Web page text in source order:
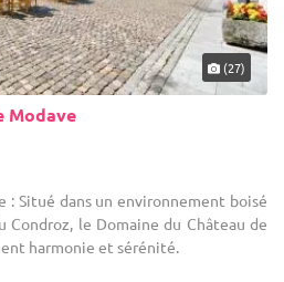
(27)
Modave
: Situé dans un environnement boisé
le Domaine du Château de
harmonie et sérénité.